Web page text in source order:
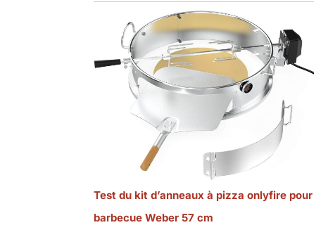
Test du kit d’anneaux à pizza onlyfire pour
barbecue Weber 57 cm